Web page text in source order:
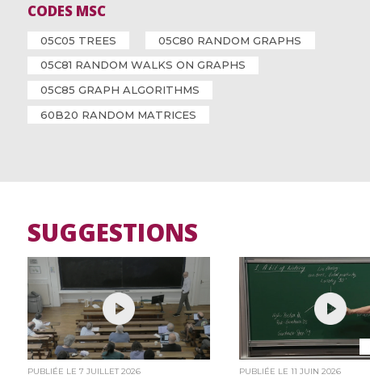
CODES MSC
05C05 TREES
05C80 RANDOM GRAPHS
05C81 RANDOM WALKS ON GRAPHS
05C85 GRAPH ALGORITHMS
60B20 RANDOM MATRICES
SUGGESTIONS
PUBLIÉE LE 7 JUILLET 2026 PUBLIÉE LE11 JUIN 2026